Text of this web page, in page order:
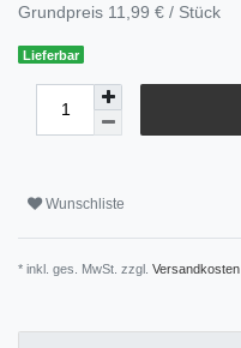
Grundpreis 11,99 € / Stück
Lieferbar
Wunschliste
* inkl. ges. MwSt. zzgl. Versandkosten